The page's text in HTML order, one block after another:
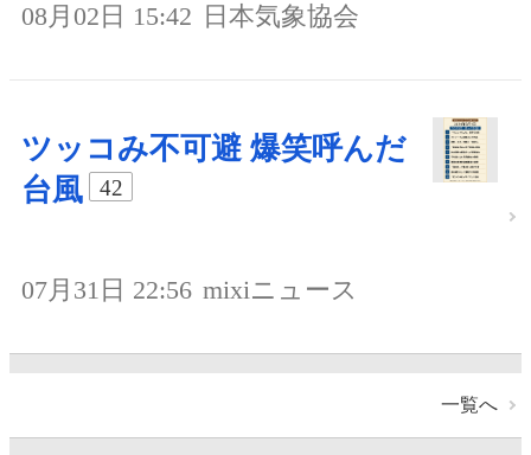
08月02日 15:42 日本気象協会
ツッコみ不可避 爆笑呼んだ
台風
42
07月31日 22:56 mixiニュース
一覧へ